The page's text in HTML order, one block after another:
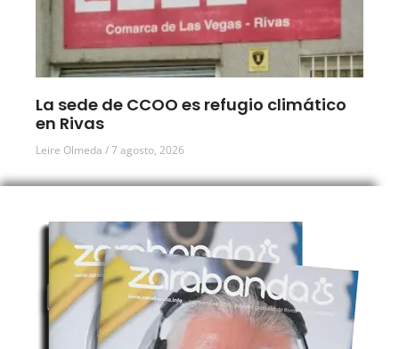
La sede de CCOO es refugio climático
en Rivas
Leire Olmeda 7 agosto, 2026